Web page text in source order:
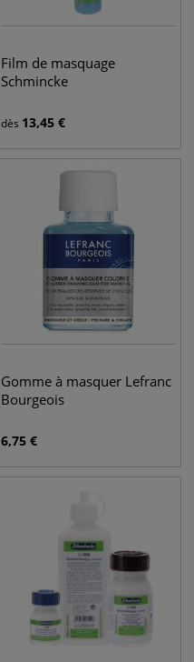
Film de masquage
Schmincke
dès 13,45 €
Gomme à masquer Lefranc
Bourgeois
6,75 €